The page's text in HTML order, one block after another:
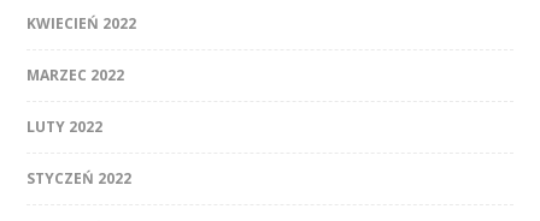
KWIECIEŃ 2022
MARZEC 2022
LUTY 2022
STYCZEŃ 2022